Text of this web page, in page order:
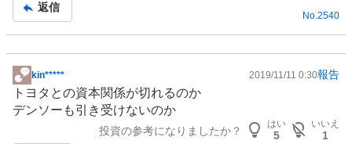
事
返信
No. 2540
掲
示
板
kin***** 2019/11/11 0:30報告
トヨタとの資本関係が切れるのか
デンソーも引き受けないのか
投資の参考になりましたか？
はい
5
いいえ
1